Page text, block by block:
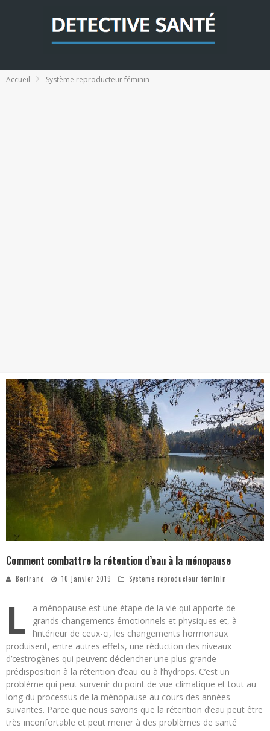
Accueil Système reproducteur féminin
Comment combattre la rétention d’eau à la ménopause
Bertrand 10 janvier 2019 Système reproducteur féminin
L
a ménopause est une étape de la vie qui apporte de
grands changements émotionnels et physiques et, à
l’intérieur de ceux-ci, les changements hormonaux
produisent, entre autres effets, une réduction des niveaux
d’œstrogènes qui peuvent déclencher une plus grande
prédisposition à la rétention d’eau ou à l’hydrops. C’est un
problème qui peut survenir du point de vue climatique et tout au
long du processus de la ménopause au cours des années
suivantes. Parce que nous savons que la rétention d’eau peut être
très inconfortable et peut mener à des problèmes de santé